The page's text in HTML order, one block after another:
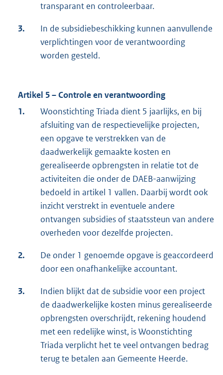
transparant en controleerbaar.
3.
In de subsidiebeschikking kunnen aanvullende
verplichtingen voor de verantwoording
worden gesteld.
Artikel 5 – Controle en verantwoording
1.
Woonstichting Triada dient 5 jaarlijks, en bij
afsluiting van de respectievelijke projecten,
een opgave te verstrekken van de
daadwerkelijk gemaakte kosten en
gerealiseerde opbrengsten in relatie tot de
activiteiten die onder de DAEB-aanwijzing
bedoeld in artikel 1 vallen. Daarbij wordt ook
inzicht verstrekt in eventuele andere
ontvangen subsidies of staatssteun van andere
overheden voor dezelfde projecten.
2.
De onder 1 genoemde opgave is geaccordeerd
door een onafhankelijke accountant.
3.
Indien blijkt dat de subsidie voor een project
de daadwerkelijke kosten minus gerealiseerde
opbrengsten overschrijdt, rekening houdend
met een redelijke winst, is Woonstichting
Triada verplicht het te veel ontvangen bedrag
terug te betalen aan Gemeente Heerde.